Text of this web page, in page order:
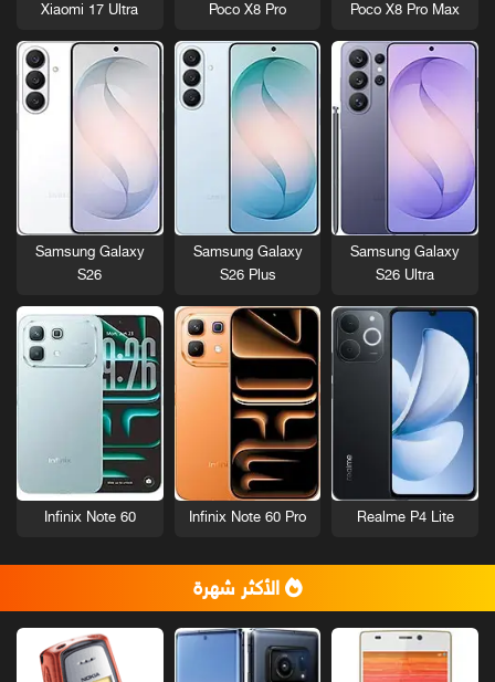
Poco X8 Pro Max
Poco X8 Pro
Xiaomi 17 Ultra
Samsung Galaxy
S26 Ultra
Samsung Galaxy
S26 Plus
Samsung Galaxy
S26
Realme P4 Lite
Infinix Note 60 Pro
Infinix Note 60
الأكثر شهرة